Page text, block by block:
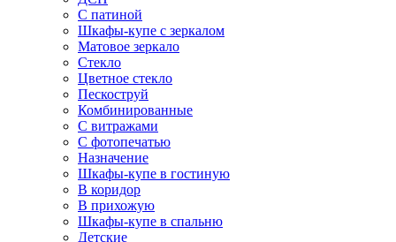
С патиной
Шкафы-купе с зеркалом
Матовое зеркало
Стекло
Цветное стекло
Пескоструй
Комбинированные
С витражами
С фотопечатью
Назначение
Шкафы-купе в гостиную
В коридор
В прихожую
Шкафы-купе в спальню
Детские